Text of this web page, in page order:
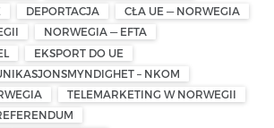
DEPORTACJA
CŁA UE — NORWEGIA
NORWEGIA — EFTA
EKSPORT DO UE
– NKOM
TELEMARKETING W NORWEGII